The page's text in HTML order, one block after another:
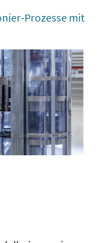
Prozesse mit